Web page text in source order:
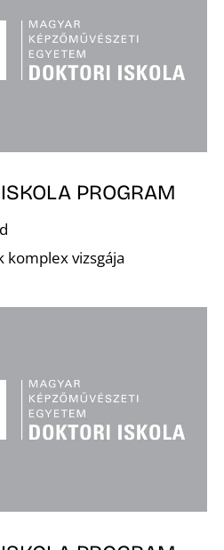
PROGRAM
komplex vizsgája